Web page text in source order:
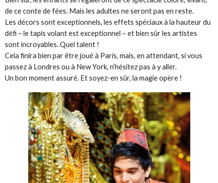
de ce conte de fées. Mais les adultes ne seront pas en reste.
Les décors sont exceptionnels, les effets spéciaux à la hauteur du
défi – le tapis volant est exceptionnel – et bien sûr les artistes
sont incroyables. Quel talent !
Cela finira bien par être joué à Paris, mais, en attendant, si vous
passez à Londres ou à New York, n’hésitez pas à y aller.
Un bon moment assuré. Et soyez-en sûr, la magie opère !